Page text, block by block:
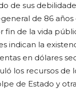
de sus
de 86
fin de la vida
indican la
en dólares
los recursos de
de Estado y